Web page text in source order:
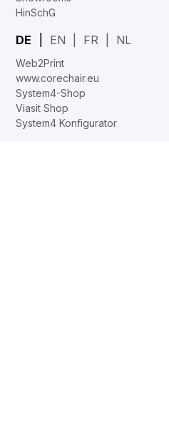
HinSchG
DE EN FR NL
Web2Print
www.corechair.eu
System4-Shop
Viasit Shop
System4 Konfigurator